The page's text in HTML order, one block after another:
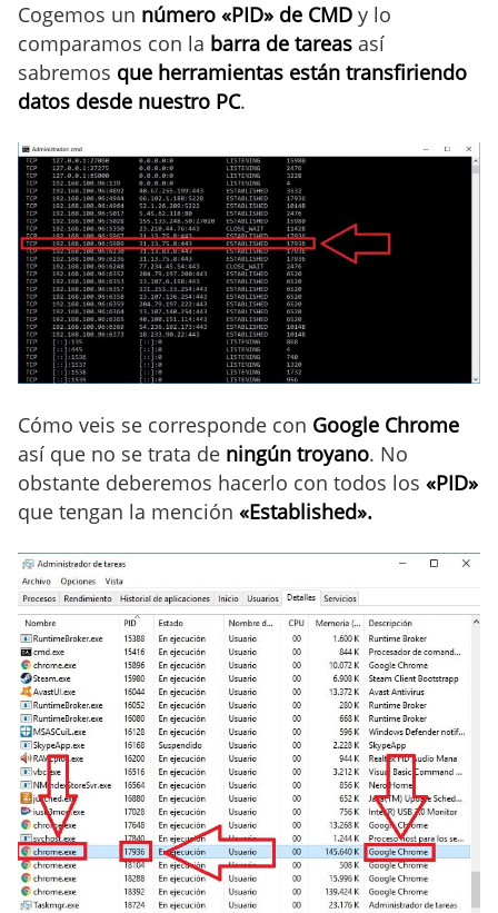
Cogemos un número «PID» de CMD y lo
comparamos con la barra de tareas así
sabremos que herramientas están transfiriendo
datos desde nuestro PC.
Cómo veis se corresponde con Google Chrome
así que no se trata de ningún troyano. No
obstante deberemos hacerlo con todos los «PID»
que tengan la mención «Established».